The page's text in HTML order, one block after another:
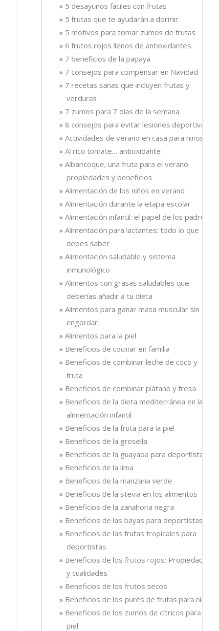
5 desayunos fáciles con frutas
5 frutas que te ayudarán a dormir
5 motivos para tomar zumos de frutas
6 frutos rojos llenos de antioxidantes
7 beneficios de la papaya
7 consejos para compensar en Navidad
7 recetas sanas que incluyen frutas y
verduras
7 zumos para 7 días de la semana
8 consejos para evitar lesiones deportivas
Actividades de verano en casa para niños
Al rico tomate… antioxidante
Albaricoque, una fruta para el verano
propiedades y beneficios
Alimentación de los niños en verano
Alimentación durante la etapa escolar
Alimentación infantil: el papel de los padres
Alimentación para lactantes: todo lo que
debes saber
Alimentación saludable y sistema
inmunológico
Alimentos con grasas saludables que
deberías añadir a tu dieta
Alimentos para ganar masa muscular sin
engordar
Alimentos para la piel
Beneficios de cocinar en familia
Beneficios de combinar leche de coco y
fruta
Beneficios de combinar plátano y fresa
Beneficios de la dieta mediterránea en la
alimentación infantil
Beneficios de la fruta para la piel
Beneficios de la grosella
Beneficios de la guayaba para deportistas
Beneficios de la lima
Beneficios de la manzana verde
Beneficios de la stevia en los alimentos
Beneficios de la zanahoria negra
Beneficios de las bayas para deportistas
Beneficios de las frutas tropicales para
deportistas
Beneficios de los frutos rojos: Propiedades
y cualidades
Beneficios de los frutos secos
Beneficios de los purés de frutas para niños
Beneficios de los zumos de cítricos para la
piel